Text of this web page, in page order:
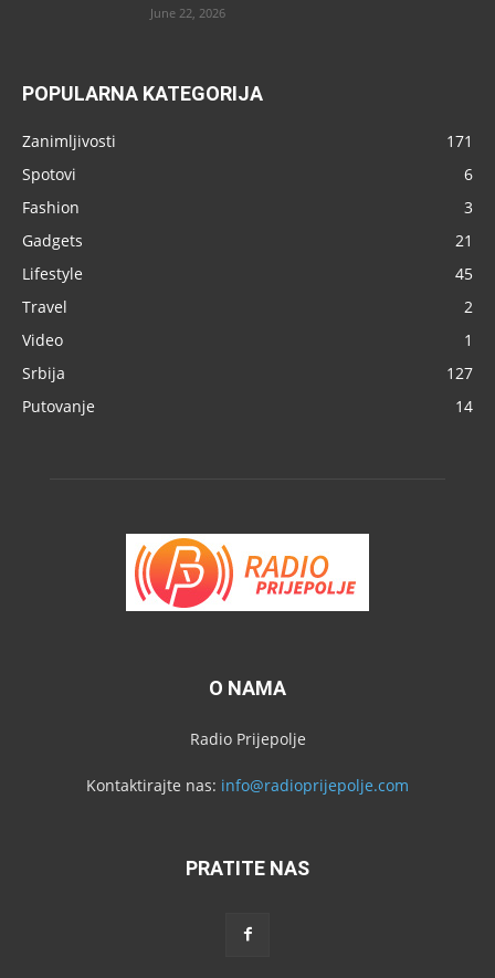
June 22, 2026
POPULARNA KATEGORIJA
Zanimljivosti
171
Spotovi
6
Fashion
3
Gadgets
21
Lifestyle
45
Travel
2
Video
1
Srbija
127
Putovanje
14
O NAMA
Radio Prijepolje
Kontaktirajte nas: info@radioprijepolje.com
PRATITE NAS